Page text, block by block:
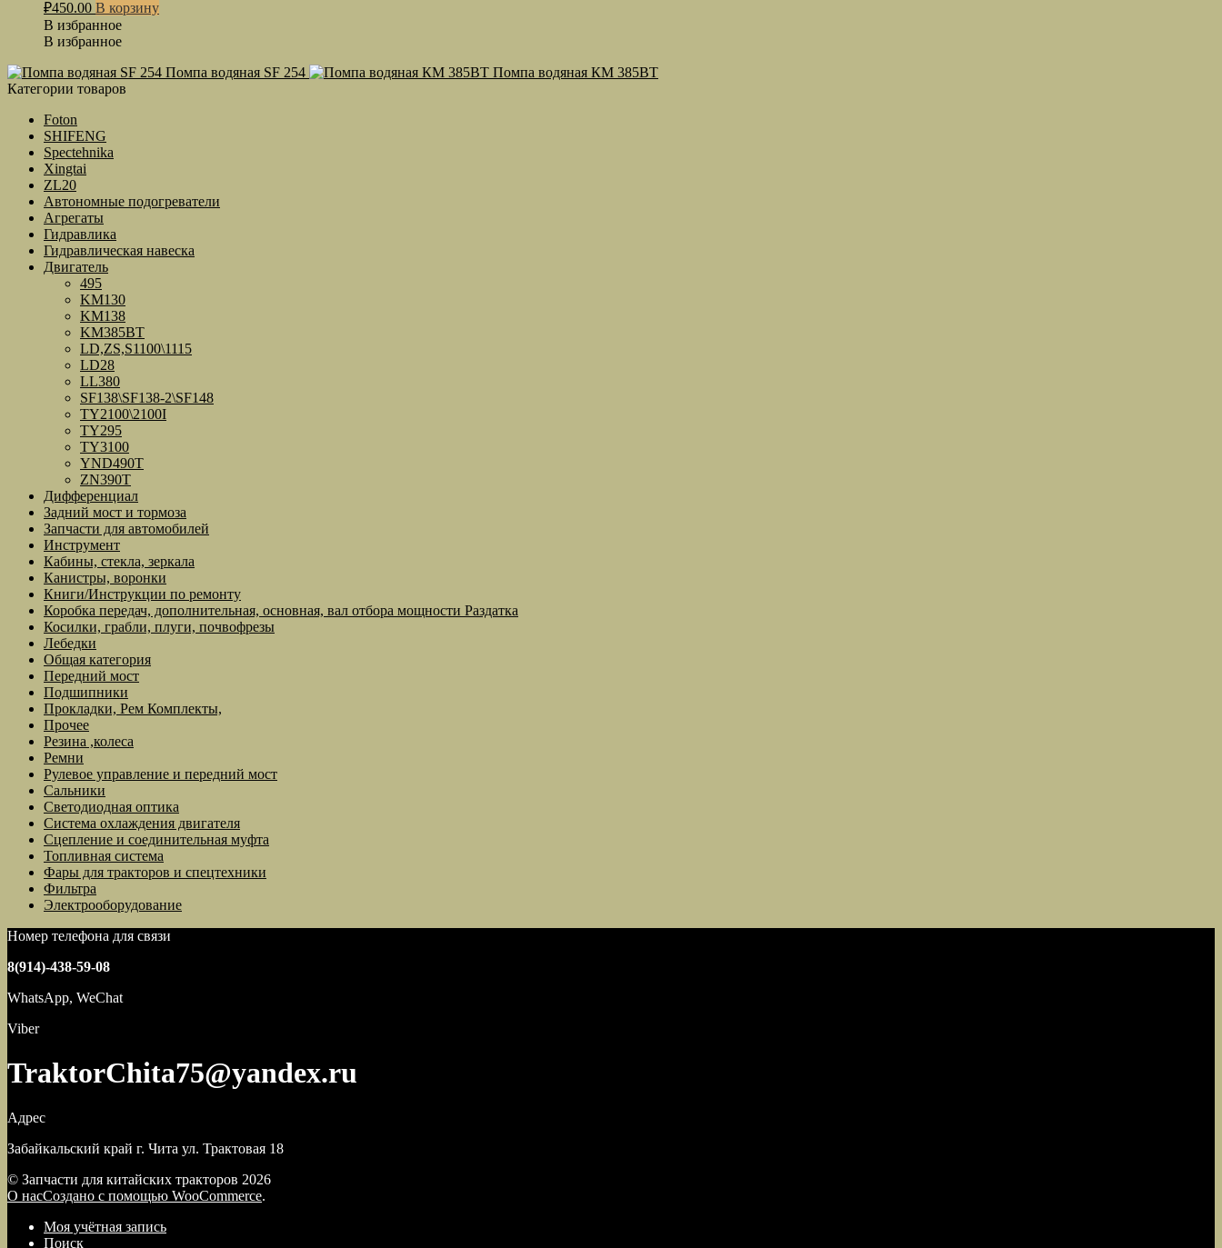
₽450.00 В корзину
В избранное
В избранное
Помпа водяная SF 254
Помпа водяная КМ 385ВТ
Категории товаров
Foton
SHIFENG
Spectehnika
Xingtai
ZL20
Автономные подогреватели
Агрегаты
Гидравлика
Гидравлическая навеска
Двигатель
495
KM130
KM138
KM385BT
LD,ZS,S1100\1115
LD28
LL380
SF138\SF138-2\SF148
TY2100\2100I
TY295
TY3100
YND490T
ZN390T
Дифференциал
Задний мост и тормоза
Запчасти для автомобилей
Инструмент
Кабины, стекла, зеркала
Канистры, воронки
Книги/Инструкции по ремонту
Коробка передач, дополнительная, основная, вал отбора мощности Раздатка
Косилки, грабли, плуги, почвофрезы
Лебедки
Общая категория
Передний мост
Подшипники
Прокладки, Рем Комплекты,
Прочее
Резина ,колеса
Ремни
Рулевое управление и передний мост
Сальники
Светодиодная оптика
Система охлаждения двигателя
Сцепление и соединительная муфта
Топливная система
Фары для тракторов и спецтехники
Фильтра
Электрооборудование
Номер телефона для связи
8(914)-438-59-08
WhatsApp, WeChat
Viber
TraktorChita75@yandex.ru
Адрес
Забайкальский край г. Чита ул. Трактовая 18
© Запчасти для китайских тракторов 2026
О насСоздано с помощью WooCommerce.
Моя учётная запись
Поиск